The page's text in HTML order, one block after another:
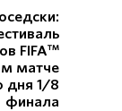
FIFA™
матче
дня 1/8
финала